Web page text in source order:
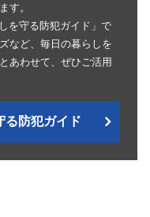
す。
を守る防犯ガイド」で
など、毎日の暮らしを
あわせて、ぜひご活用
る防犯ガイド